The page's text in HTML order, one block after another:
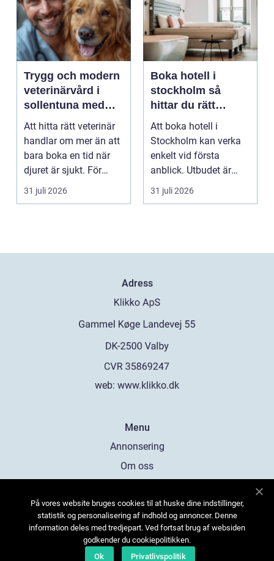
Trygg och modern
veterinärvård i
sollentuna med
omnejd
Att hitta rätt veterinär
handlar om mer än att
bara boka en tid när
djuret är sjukt. För
många djurä...
31 juli 2026
Boka hotell i
stockholm så
hittar du rätt
boende för din
vistelse
Att boka hotell i
Stockholm kan verka
enkelt vid första
anblick. Utbudet är
stort, standarden är
gen...
31 juli 2026
Adress
web: www.klikko.dk
Menu
Annonsering
Om oss
Kontakta oss
Sitemap
På vores website bruges cookies til at huske dine indstillinger,
statistik og personalisering af indhold og annoncer. Denne
information deles med tredjepart. Ved fortsat brug af websiden
godkender du cookiepolitikken.
Ok
Privatlivspolitik